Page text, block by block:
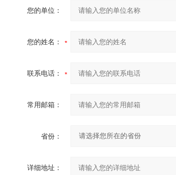
您的单位：
您的姓名：
联系电话：
常用邮箱：
省份：
详细地址：